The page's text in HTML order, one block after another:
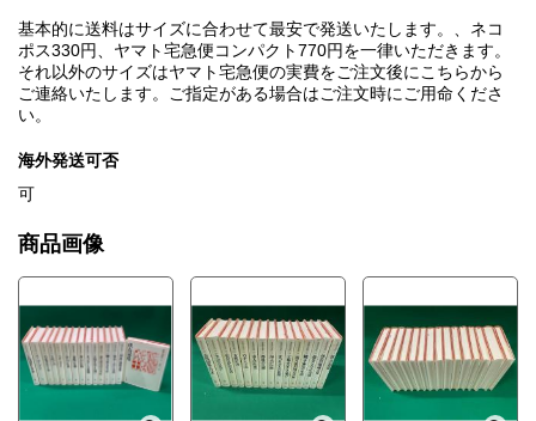
基本的に送料はサイズに合わせて最安で発送いたします。、ネコ
ポス330円、ヤマト宅急便コンパクト770円を一律いただきます。
それ以外のサイズはヤマト宅急便の実費をご注文後にこちらから
ご連絡いたします。ご指定がある場合はご注文時にご用命くださ
い。
海外発送可否
可
商品画像